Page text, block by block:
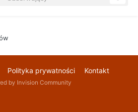
Polityka prywatności Kontakt
by Invision Community